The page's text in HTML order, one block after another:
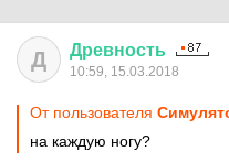
Д Древность
10:59, 15.03.2018
От пользователя
на каждую ногу?